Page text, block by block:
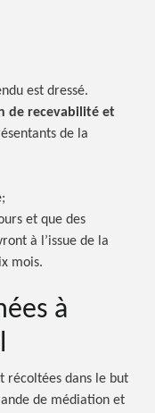
est dressé.
de recevabilité et
de la
et que des
à l’issue de la
mois.
à
récoltées dans le but
de médiation et